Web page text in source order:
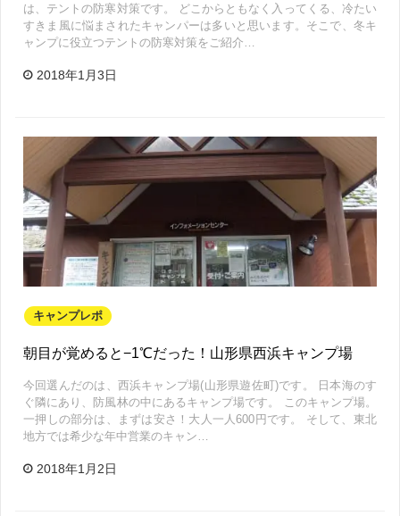
は、テントの防寒対策です。 どこからともなく入ってくる、冷たい
すきま風に悩まされたキャンパーは多いと思います。そこで、冬キ
ャンプに役立つテントの防寒対策をご紹介…
2018年1月3日
キャンプレポ
朝目が覚めると−1℃だった！山形県西浜キャンプ場
今回選んだのは、西浜キャンプ場(山形県遊佐町)です。 日本海のす
ぐ隣にあり、防風林の中にあるキャンプ場です。 このキャンプ場。
一押しの部分は、まずは安さ！大人一人600円です。 そして、東北
地方では希少な年中営業のキャン…
2018年1月2日